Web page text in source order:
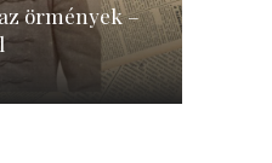
örmények –